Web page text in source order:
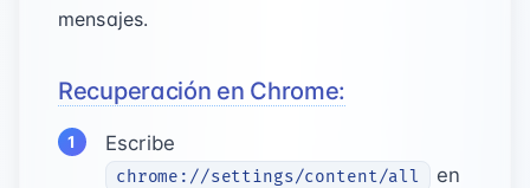
mensajes.
Recuperación en Chrome:
Escribe
chrome://settings/content/all
en